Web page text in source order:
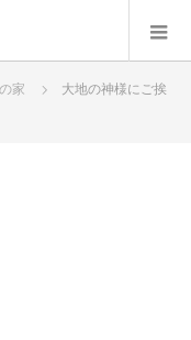
家
大地の神様にご挨